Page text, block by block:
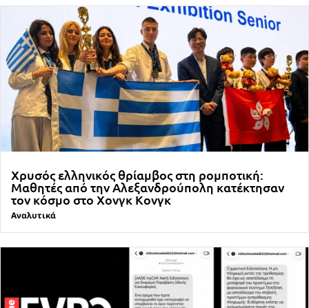
Χρυσός ελληνικός θρίαμβος στη ρομποτική:
Μαθητές από την Αλεξανδρούπολη κατέκτησαν
τον κόσμο στο Χονγκ Κονγκ
Αναλυτικά